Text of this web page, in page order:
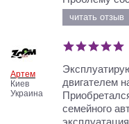
читать отзыв
Артем
Киев
Украина
двигателем
семейного